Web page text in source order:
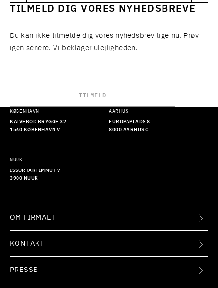
TILMELD DIG VORES NYHEDSBREVE
Du kan ikke tilmelde dig vores nyhedsbrev lige nu. Prøv
igen senere. Vi beklager ulejligheden.
TILMELD
KØBENHAVN
KALVEBOD BRYGGE 32
1560 KØBENHAVN V
AARHUS
EUROPAPLADS 8
8000 AARHUS C
NUUK
ISSORTARFIMMUT 7
3900 NUUK
OM FIRMAET
KONTAKT
PRESSE